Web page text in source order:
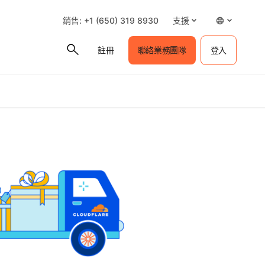
銷售: +1 (650) 319 8930 支援
註冊 聯絡業務團隊 登入